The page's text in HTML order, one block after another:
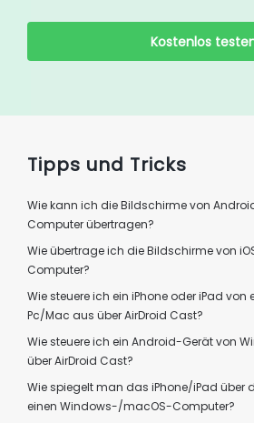
Kostenlos
Tipps und Tricks
Wie kann ich die Bildschirme von
Computer übertragen?
Wie übertrage ich die Bildschirme von
Computer?
Wie steuere ich ein iPhone oder iPad von
Pc/Mac aus über AirDroid Cast?
Wie steuere ich ein Android-Gerät von
über AirDroid Cast?
Wie spiegelt man das iPhone/iPad über
einen Windows-/macOS-Computer?